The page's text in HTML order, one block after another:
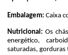
Embalagem: Caixa
Nutricional: Os
energético,
saturadas,